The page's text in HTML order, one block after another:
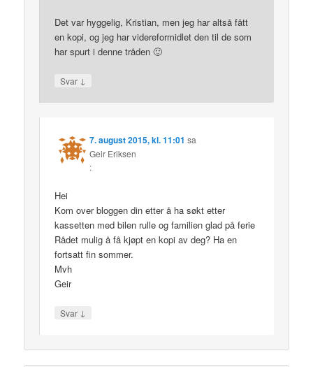
Det var hyggelig, Kristian, men jeg har altså fått
en kopi, og jeg har videreformidlet den til de som
har spurt i denne tråden 🙂
Svar ↓
7. august 2015, kl. 11:01 sa
Geir Eriksen
:
Hei
Kom over bloggen din etter å ha søkt etter
kassetten med bilen rulle og familien glad på ferie
Rådet mulig å få kjøpt en kopi av deg? Ha en
fortsatt fin sommer.
Mvh
Geir
Svar ↓